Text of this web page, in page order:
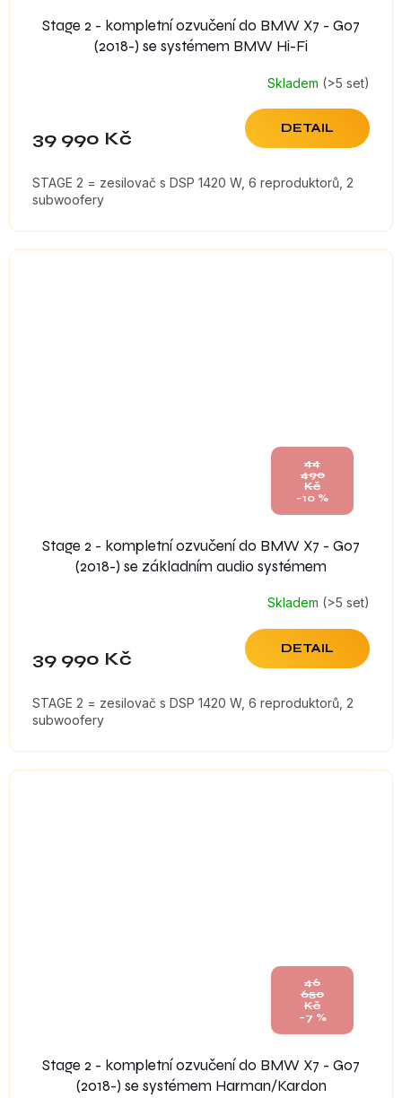
Stage 2 - kompletní ozvučení do BMW X7 - G07
(2018-) se systémem BMW Hi-Fi
Skladem (>5 set)
39 990 Kč DETAIL
STAGE 2 = zesilovač s DSP 1420 W, 6 reproduktorů, 2
subwoofery
44
490
Kč
–10 %
Stage 2 - kompletní ozvučení do BMW X7 - G07
(2018-) se základním audio systémem
Skladem (>5 set)
39 990 Kč DETAIL
STAGE 2 = zesilovač s DSP 1420 W, 6 reproduktorů, 2
subwoofery
46
650
Kč
–7 %
Stage 2 - kompletní ozvučení do BMW X7 - G07
(2018-) se systémem Harman/Kardon